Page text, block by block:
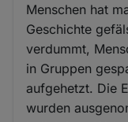
Menschen hat
Geschichte
verdummt,
in Gruppen
aufgehetzt. Die
wurden